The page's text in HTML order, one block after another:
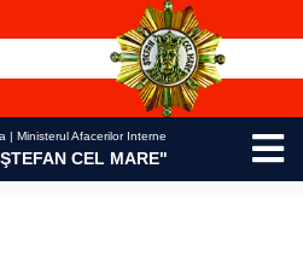
| Ministerul Afacerilor Interne
CEL MARE"